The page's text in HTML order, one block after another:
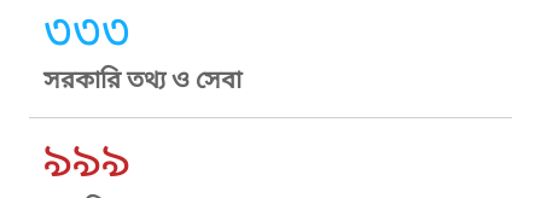
৩৩৩
সরকারি তথ্য ও সেবা
৯৯৯